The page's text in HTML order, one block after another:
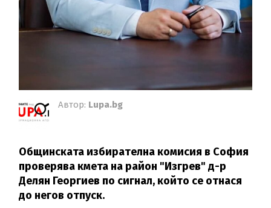
Автор: Lupa.bg
Общинската избирателна комисия в София
проверява кмета на район "Изгрев" д-р
Делян Георгиев по сигнал, който се отнася
до негов отпуск.